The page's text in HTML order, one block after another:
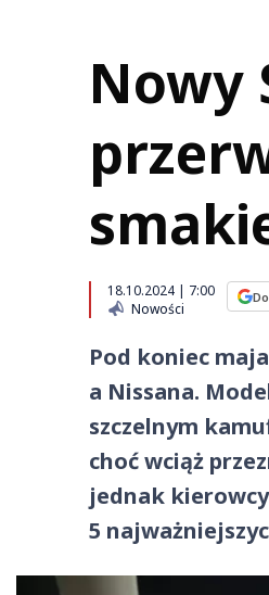
Nowy
18.10.2024 | 7:00
Nowości
Pod koniec
a Nissana.
szczelnym
choć wciąż
jednak
5